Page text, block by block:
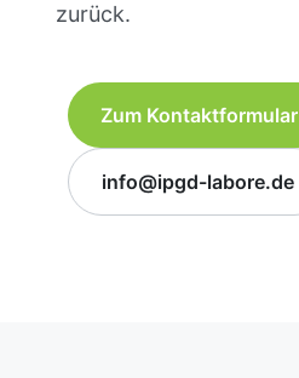
zurück.
Zum Kontaktformular
info@ipgd-labore.de